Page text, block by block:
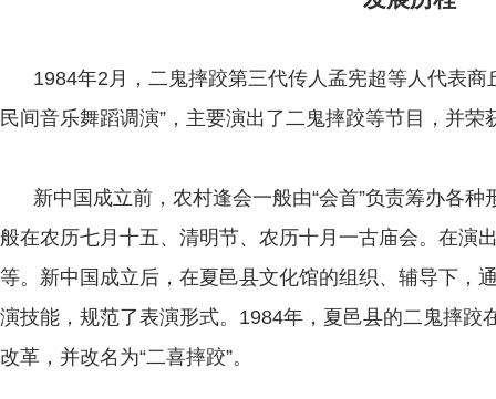
1984年2月，二鬼摔跤第三代传人孟宪超等人代表商
民间音乐舞蹈调演”，主要演出了二鬼摔跤等节目，并
新中国成立前，农村逢会一般由“会首”负责筹办各种
般在农历七月十五、清明节、农历十月一古庙会。在演
等。新中国成立后，在夏邑县文化馆的组织、辅导下，
演技能，规范了表演形式。1984年，夏邑县的二鬼摔跤
改革，并改名为“二喜摔跤”。